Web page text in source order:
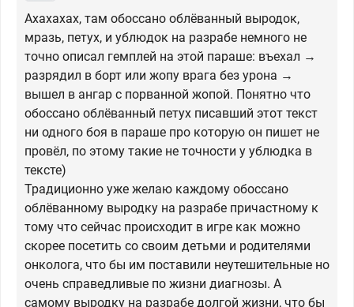
Ахахахах, там обоссано облёванный выродок,
мразь, петух, и ублюдок на разрабе немного не
точно описал гемплей на этой параше: въехал →
разрядил в борт или жопу врага без урона →
вышел в ангар с порванной жопой. Понятно что
обоссано облёванный петух писавший этот текст
ни одного боя в параше про которую он пишет не
провёл, по этому такие не точности у ублюдка в
тексте)
Традиционно уже желаю каждому обоссано
облёванному выродку на разрабе причастному к
тому что сейчас происходит в игре как можно
скорее посетить со своим детьми и родителями
онколога, что бы им поставили неутешительные но
очень справедливые по жизни диагнозы. А
самому выродку на разрабе долгой жизни, что бы